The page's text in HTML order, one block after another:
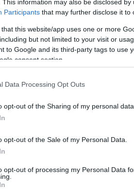
This information may also be disclosed
Participants that may further disclose it to
that this website/app uses one or more
but not limited to your visit or
to Google and its third-party tags to use
consent section.
Data Processing Opt Outs
opt-out of the Sharing of my personal data.
opt-out of the Sale of my Personal Data.
opt-out of processing my Personal Data